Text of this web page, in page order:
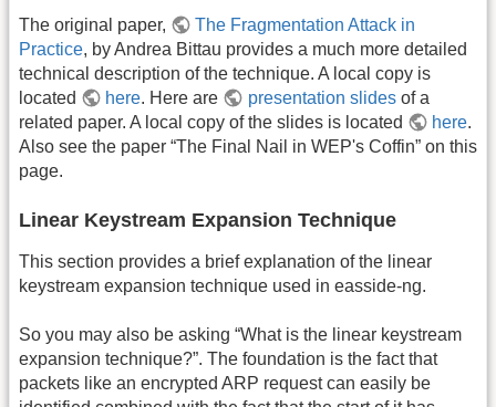
The original paper,
The Fragmentation Attack in
Practice, by Andrea Bittau provides a much more detailed
technical description of the technique. A local copy is
located
here. Here are presentation slidesof a
related paper. A local copy of the slides is located
here.
Also see the paper “The Final Nail in WEP's Coffin” on this
page.
Linear Keystream Expansion Technique
This section provides a brief explanation of the linear
keystream expansion technique used in easside-ng.
So you may also be asking “What is the linear keystream
expansion technique?”. The foundation is the fact that
packets like an encrypted ARP request can easily be